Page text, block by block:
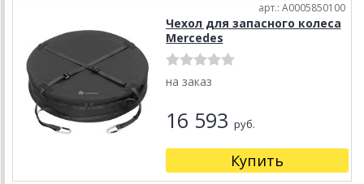
арт.: A0005850100
Чехол для запасного колеса
Mercedes
на заказ
16 593 руб.
Купить